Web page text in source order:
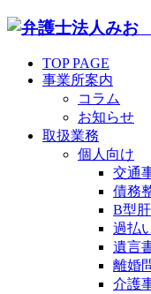
TOP PAGE
事業所案内
コラム
お知らせ
取扱業務
個人向け
交通
債務
B型
過払
遺言
離婚
介護